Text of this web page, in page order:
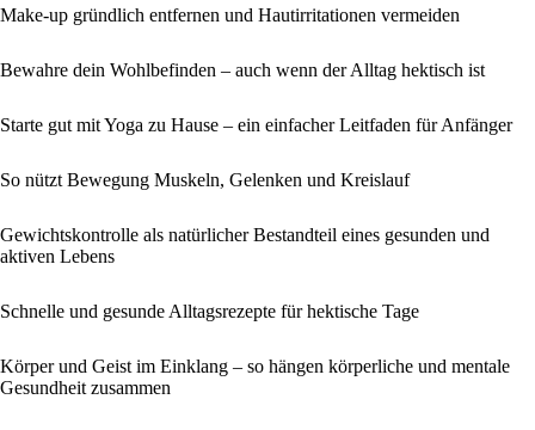
Make-up gründlich entfernen und Hautirritationen vermeiden
Bewahre dein Wohlbefinden – auch wenn der Alltag hektisch ist
Starte gut mit Yoga zu Hause – ein einfacher Leitfaden für Anfänger
So nützt Bewegung Muskeln, Gelenken und Kreislauf
Gewichtskontrolle als natürlicher Bestandteil eines gesunden und
aktiven Lebens
Schnelle und gesunde Alltagsrezepte für hektische Tage
Körper und Geist im Einklang – so hängen körperliche und mentale
Gesundheit zusammen